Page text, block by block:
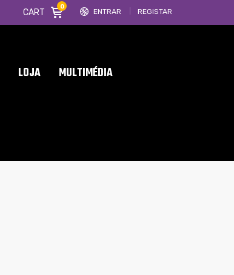
ENTRAR REGISTAR
CART
0
LOJA MULTIMÉDIA